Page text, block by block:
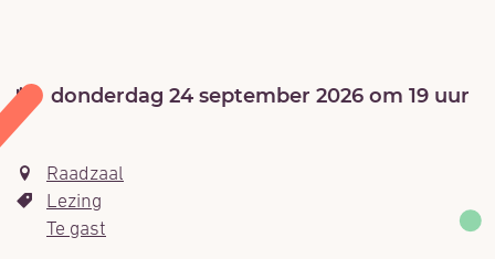
donderdag 24 september 2026 om 19 uur
Raadzaal
Lezing
Te gast